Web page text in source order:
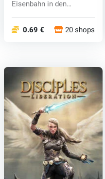
Eisenbahn in den
0.69 € 20 shops